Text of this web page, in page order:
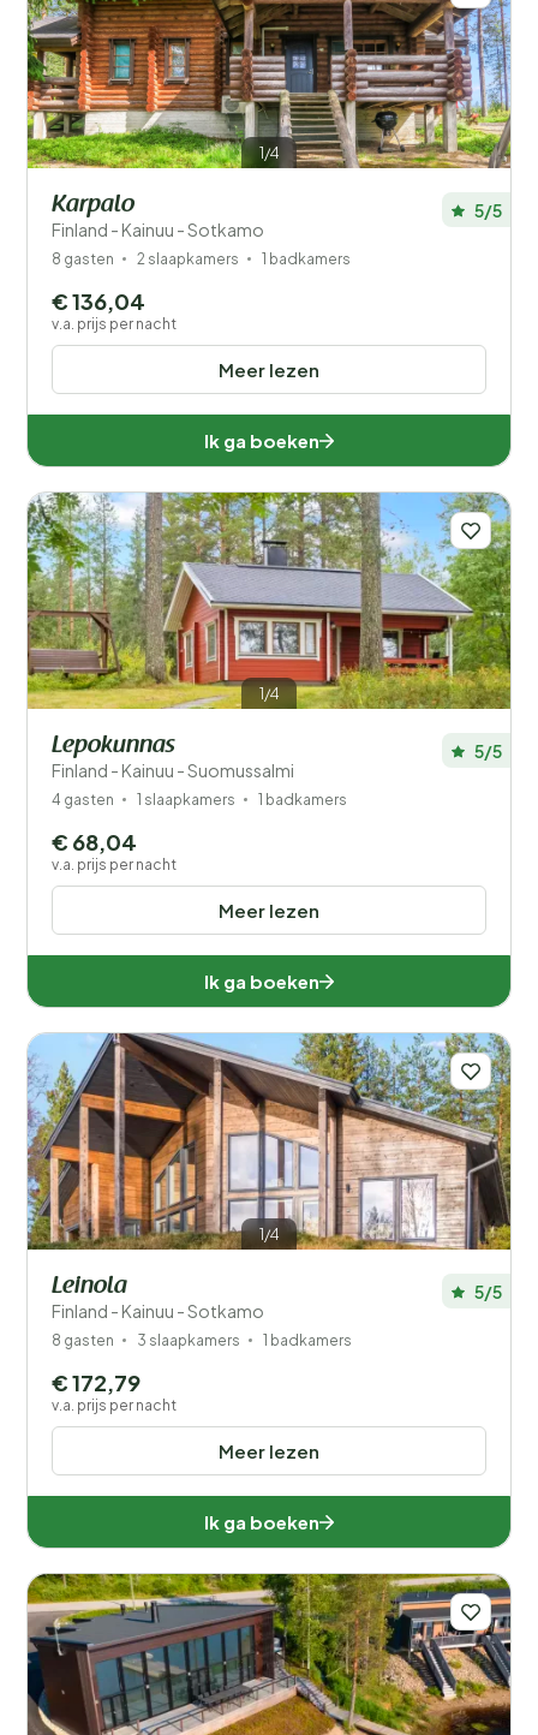
1/4
Karpalo
Finland - Kainuu - Sotkamo
5/5
8 gasten 2 slaapkamers 1 badkamers
Meer lezen
€ 136,04
v.a. prijs per nacht
Ik ga boeken
1/4
Lepokunnas
Finland - Kainuu - Suomussalmi
5/5
4 gasten 1 slaapkamers 1 badkamers
Meer lezen
€ 68,04
v.a. prijs per nacht
Ik ga boeken
1/4
Leinola
Finland - Kainuu - Sotkamo
5/5
8 gasten 3 slaapkamers 1 badkamers
Meer lezen
€ 172,79
v.a. prijs per nacht
Ik ga boeken